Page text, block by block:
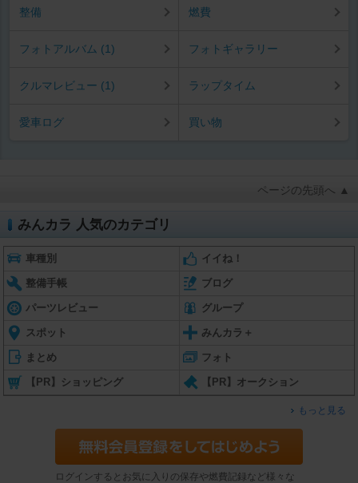
整備 燃費
フォトアルバム (1) フォトギャラリー
クルマレビュー (1) ラップタイム
愛車ログ 買い物
ページの先頭へ ▲
みんカラ 人気のカテゴリ
車種別 イイね！
整備手帳 ブログ
パーツレビュー グループ
スポット みんカラ＋
まとめ フォト
【PR】ショッピング 【PR】オークション
もっと見る
ログインするとお気に入りの保存や燃費記録など様々な